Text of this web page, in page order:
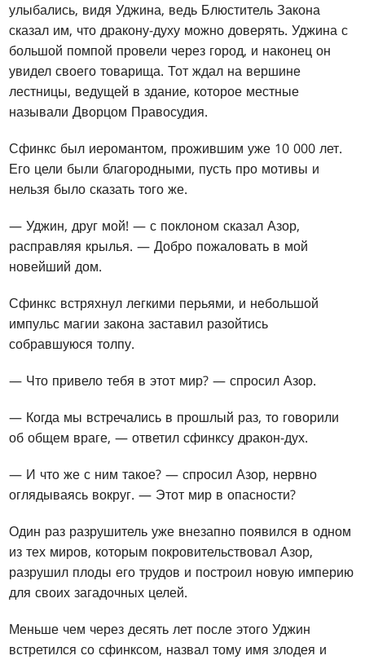
улыбались, видя Уджина, ведь Блюститель Закона
сказал им, что дракону-духу можно доверять. Уджина с
большой помпой провели через город, и наконец он
увидел своего товарища. Тот ждал на вершине
лестницы, ведущей в здание, которое местные
называли Дворцом Правосудия.
Сфинкс был иеромантом, прожившим уже 10 000 лет.
Его цели были благородными, пусть про мотивы и
нельзя было сказать того же.
— Уджин, друг мой! — с поклоном сказал Азор,
расправляя крылья. — Добро пожаловать в мой
новейший дом.
Сфинкс встряхнул легкими перьями, и небольшой
импульс магии закона заставил разойтись
собравшуюся толпу.
— Что привело тебя в этот мир? — спросил Азор.
— Когда мы встречались в прошлый раз, то говорили
об общем враге, — ответил сфинксу дракон-дух.
— И что же с ним такое? — спросил Азор, нервно
оглядываясь вокруг. — Этот мир в опасности?
Один раз разрушитель уже внезапно появился в одном
из тех миров, которым покровительствовал Азор,
разрушил плоды его трудов и построил новую империю
для своих загадочных целей.
Меньше чем через десять лет после этого Уджин
встретился со сфинксом, назвал тому имя злодея и